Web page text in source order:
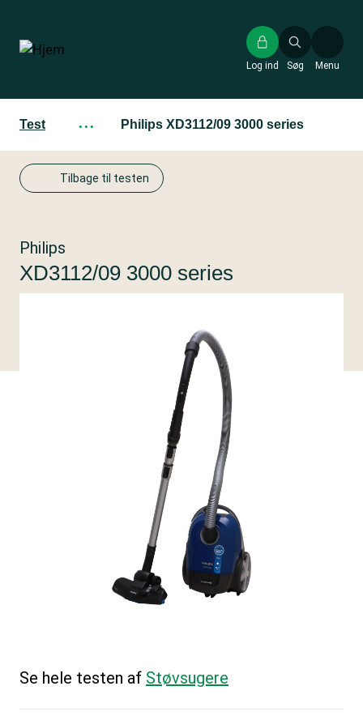
hovedindhold
Søg
Log ind Menu
Test ··· Philips XD3112/09 3000 series
Tilbage til testen
Philips
XD3112/09 3000 series
Se hele testen af Støvsugere